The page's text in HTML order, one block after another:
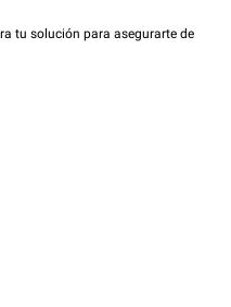
tu solución para asegurarte de